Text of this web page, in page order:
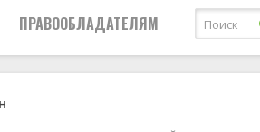
ПРАВООБЛАДАТЕЛЯМ